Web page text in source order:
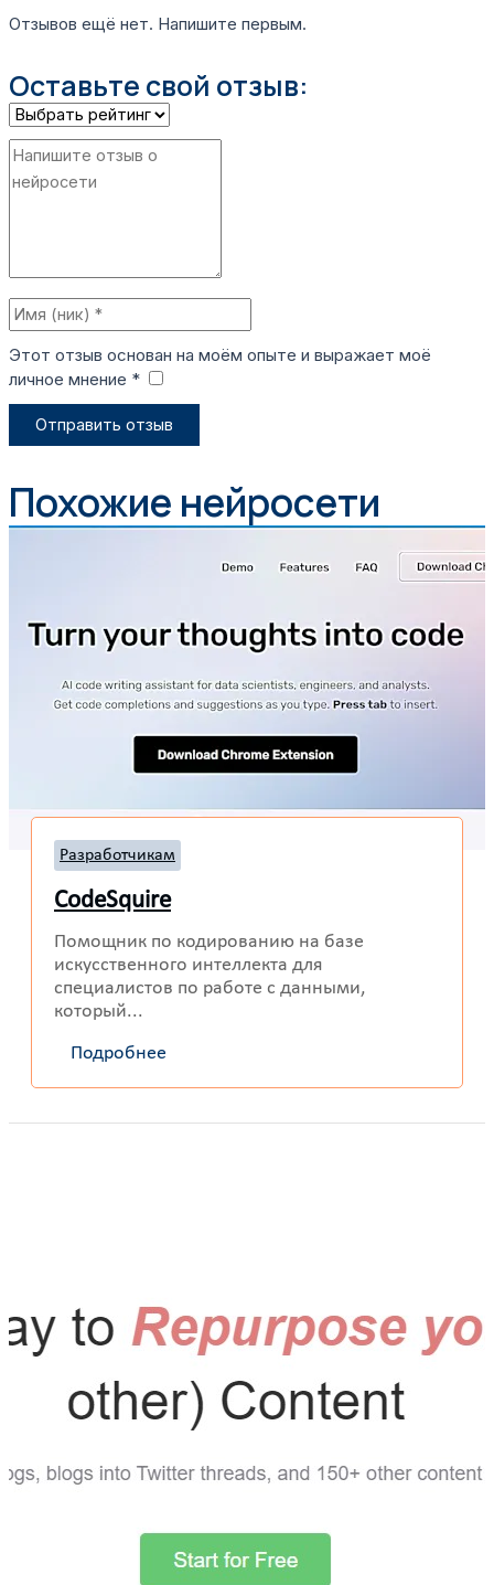
Отзывов ещё нет. Напишите первым.
Оставьте свой отзыв:
Этот отзыв основан на моём опыте и выражает моё
личное мнение *
Отправить отзыв
Похожие нейросети
Разработчикам
CodeSquire
Помощник по кодированию на базе
искусственного интеллекта для
специалистов по работе с данными,
который...
Подробнее